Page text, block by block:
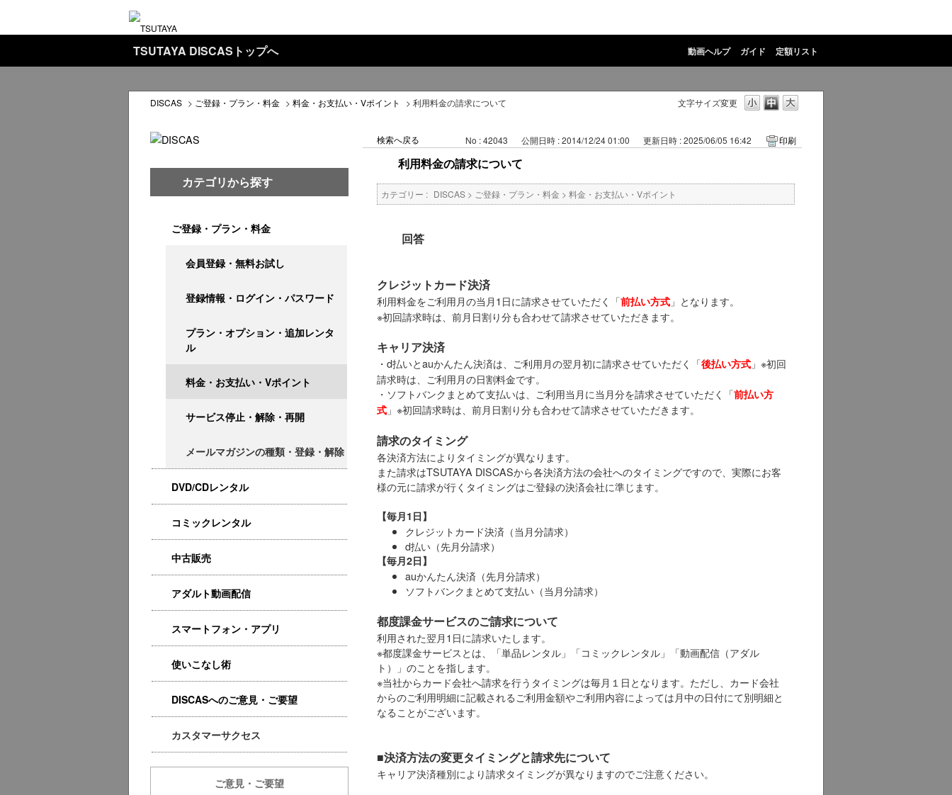
TSUTAYA DISCASトップへ 動画ヘルプ ガイド 定額リスト
文字サイズ変更
DISCAS > ご登録・プラン・料金 > 料金・お支払い・Vポイント > 利用料金の請求について
カテゴリから探す
ご登録・プラン・料金
会員登録・無料お試し
登録情報・ログイン・パスワード
プラン・オプション・追加レンタ
ル
料金・お支払い・Vポイント
サービス停止・解除・再開
メールマガジンの種類・登録・解除
DVD/CDレンタル
コミックレンタル
中古販売
アダルト動画配信
スマートフォン・アプリ
使いこなし術
DISCASへのご意見・ご要望
カスタマーサクセス
ご意見・ご要望
検索へ戻る No : 42043 公開日時 : 2014/12/24 01:00 更新日時 : 2025/06/05 16:42 印刷
利用料金の請求について
カテゴリー : DISCAS > ご登録・プラン・料金 > 料金・お支払い・Vポイント
回答
クレジットカード決済
利用料金をご利用月の当月1日に請求させていただく「前払い方式 」となります。
※初回請求時は、前月日割り分も合わせて請求させていただきます。
キャリア決済
・d払いとauかんたん決済は、ご利用月の翌月初に請求させていただく「後払い方式 」※初回
請求時は、ご利用月の日割料金です。
・ソフトバンクまとめて支払いは、ご利用当月に当月分を請求させていただく「前払い方
式 」※初回請求時は、前月日割り分も合わせて請求させていただきます。
請求のタイミング
各決済方法によりタイミングが異なります。
また請求はTSUTAYA DISCASから各決済方法の会社へのタイミングですので、実際にお客
様の元に請求が行くタイミングはご登録の決済会社に準じます。
【毎月1日】
クレジットカード決済（当月分請求）
d払い（先月分請求）
【毎月2日】
auかんたん決済（先月分請求）
ソフトバンクまとめて支払い（当月分請求）
都度課金サービスのご請求について
利用された翌月1日に請求いたします。
※都度課金サービスとは、「単品レンタル」「コミックレンタル」「動画配信（アダル
ト）」のことを指します。
※当社からカード会社へ請求を行うタイミングは毎月１日となります。ただし、カード会社
からのご利用明細に記載されるご利用金額やご利用内容によっては月中の日付にて別明細と
なることがございます。
■決済方法の変更タイミングと請求先について
キャリア決済種別により請求タイミングが異なりますのでご注意ください。